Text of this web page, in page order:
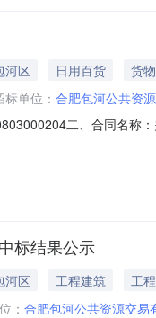
河区 日用百货
货物
标单位： 合肥包河公共资
二、合同名称
公司地址：安徽省合肥
标结果公示
河区 工程建筑
工程
： 合肥包河公共资源交易